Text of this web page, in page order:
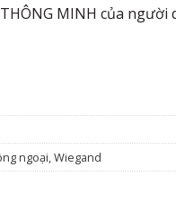
MINH của người
ngoại, Wiegand